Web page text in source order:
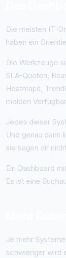
Die meisten IT-
haben ein
Die Werkzeuge
SLA-Quoten,
Heatmaps,
melden
Jedes dieser
Und genau darin
sie sagen dir
Ein Dashboard
Es ist eine
Je mehr
schwieriger wird